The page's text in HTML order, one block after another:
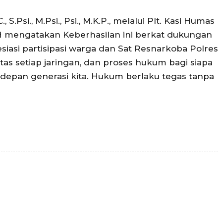
S.Psi., M.Psi., Psi., M.K.P., melalui Plt. Kasi Humas
mengatakan Keberhasilan ini berkat dukungan
partisipasi warga dan Sat Resnarkoba Polres
setiap jaringan, dan proses hukum bagi siapa
generasi kita. Hukum berlaku tegas tanpa